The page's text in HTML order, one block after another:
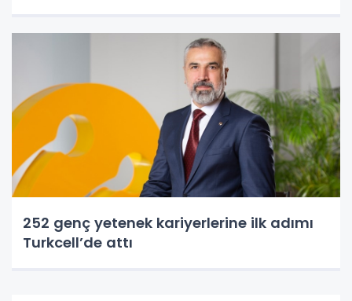
252 genç yetenek kariyerlerine ilk adımı
Turkcell’de attı